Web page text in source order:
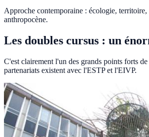
Approche contemporaine : écologie, territoire,
anthropocène.
Les doubles cursus : un
C'est clairement l'un des grands points forts
partenariats existent avec l'ESTP et l'EIVP.